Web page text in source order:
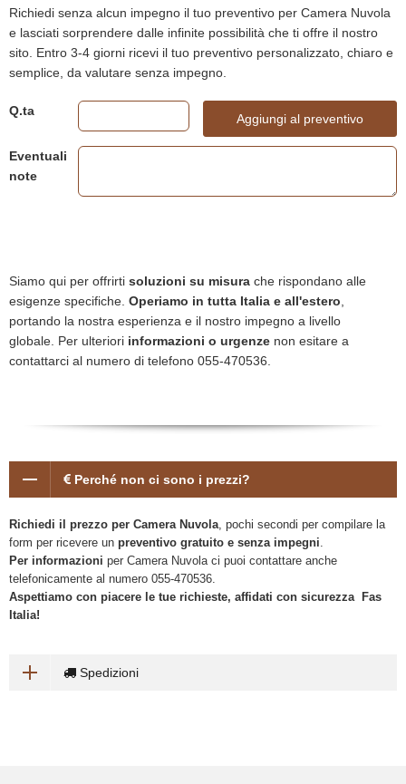
Richiedi senza alcun impegno il tuo preventivo per Camera Nuvola
e lasciati sorprendere dalle infinite possibilità che ti offre il nostro
sito. Entro 3-4 giorni ricevi il tuo preventivo personalizzato, chiaro e
semplice, da valutare senza impegno.
Q.ta
Aggiungi al preventivo
Eventuali
note
Siamo qui per offrirti soluzioni su misura che rispondano alle
esigenze specifiche. Operiamo in tutta Italia e all'estero,
portando la nostra esperienza e il nostro impegno a livello
globale. Per ulteriori informazioni o urgenze non esitare a
contattarci al numero di telefono 055-470536.
Perché non ci sono i prezzi?
Richiedi il prezzo per Camera Nuvola, pochi secondi per compilare la
form per ricevere un preventivo gratuito e senza impegni.
Per informazioni per Camera Nuvola ci puoi contattare anche
telefonicamente al numero 055-470536.
Aspettiamo con piacere le tue richieste, affidati con sicurezza Fas
Italia!
Spedizioni